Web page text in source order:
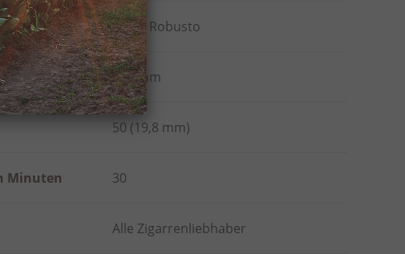
Short Robusto
103 mm
50 (19,8 mm)
Minuten 30
Alle Zigarrenliebhaber